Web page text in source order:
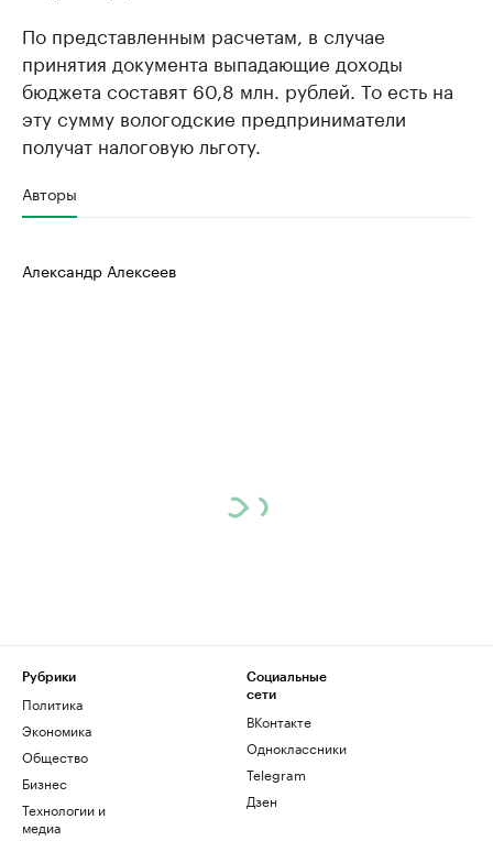
По представленным расчетам, в случае
принятия документа выпадающие доходы
бюджета составят 60,8 млн. рублей. То есть на
эту сумму вологодские предприниматели
получат налоговую льготу.
Авторы
Александр Алексеев
Рубрики
Политика
Экономика
Общество
Бизнес
Технологии и
медиа
Социальные
сети
ВКонтакте
Одноклассники
Telegram
Дзен